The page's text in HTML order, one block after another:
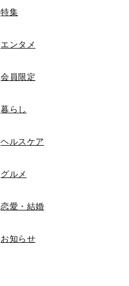
特集
エンタメ
会員限定
暮らし
ヘルスケア
グルメ
恋愛・結婚
お知らせ